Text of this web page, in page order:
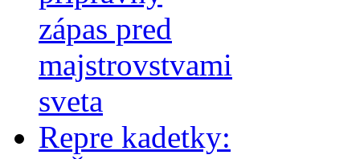
zápas pred
majstrovstvami
sveta
Repre kadetky: